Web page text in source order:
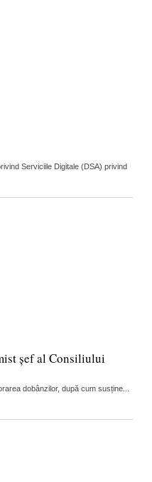
Serviciile Digitale (DSA) privind
șef al Consiliului
dobânzilor, după cum susține...